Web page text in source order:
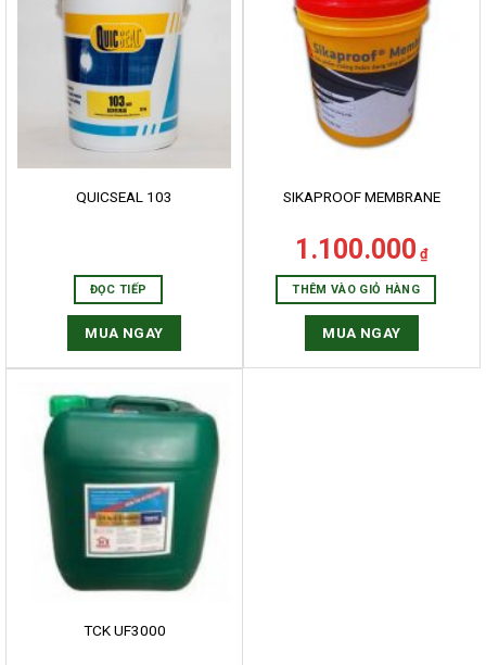
QUICSEAL 103
ĐỌC TIẾP
MUA NGAY
SIKAPROOF MEMBRANE
1.100.000 ₫
THÊM VÀO GIỎ HÀNG
MUA NGAY
TCK UF3000
SƠN LÂM
hộ và tin tưởng của khách